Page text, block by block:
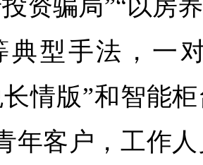
资骗局”“以房
典型手法，一
情版”和智能
年客户，工作